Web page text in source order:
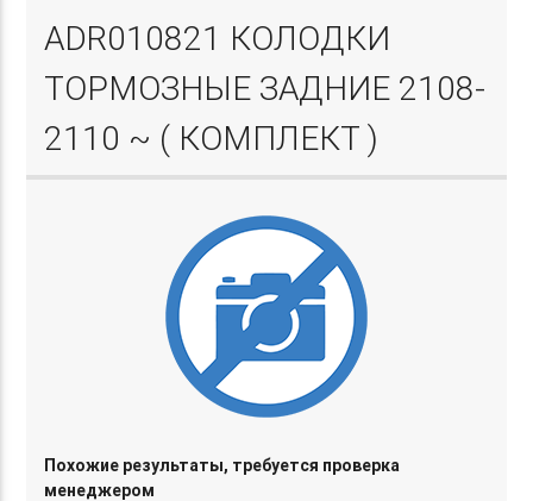
ADR010821 КОЛОДКИ
ТОРМОЗНЫЕ ЗАДНИЕ 2108-
2110 ~ ( КОМПЛЕКТ )
Похожие результаты, требуется проверка
менеджером